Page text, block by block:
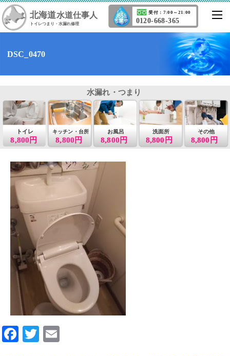
北海道水道仕事人
トイレつまり・水漏れ修理 0120-668-365
受付：7:00～21:00
DSC_0470
8,800円
トイレ
8,800円
キッチン・台所 お風呂
8,800円
洗面所
8,800円
その他
8,800円
水漏れ・つまり
F
T